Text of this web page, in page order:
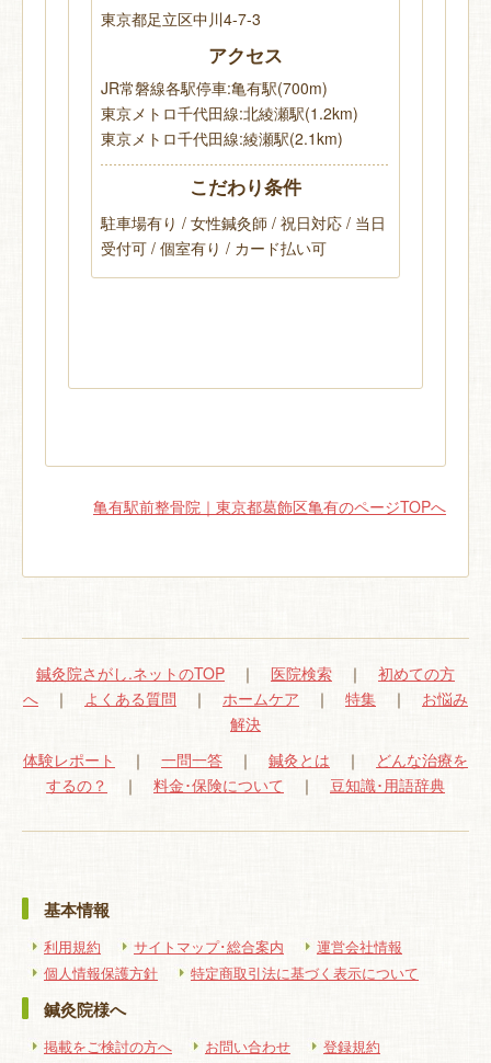
東京都足立区中川4-7-3
アクセス
JR常磐線各駅停車:亀有駅(700m)
東京メトロ千代田線:北綾瀬駅(1.2km)
東京メトロ千代田線:綾瀬駅(2.1km)
こだわり条件
駐車場有り / 女性鍼灸師 / 祝日対応 / 当日
受付可 / 個室有り / カード払い可
亀有駅前整骨院｜東京都葛飾区亀有のページTOPへ
鍼灸院さがし.ネットのTOP ｜ 医院検索 ｜ 初めての方
へ ｜ よくある質問 ｜ ホームケア ｜ 特集 ｜ お悩み
解決
体験レポート
｜ 一問一答 ｜ 鍼灸とは ｜ どんな治療を
するの？
｜ 料金･保険について ｜ 豆知識･用語辞典
基本情報
利用規約 サイトマップ･総合案内
運営会社情報
個人情報保護方針
特定商取引法に基づく表示について
鍼灸院様へ
掲載をご検討の方へ お問い合わせ 登録規約